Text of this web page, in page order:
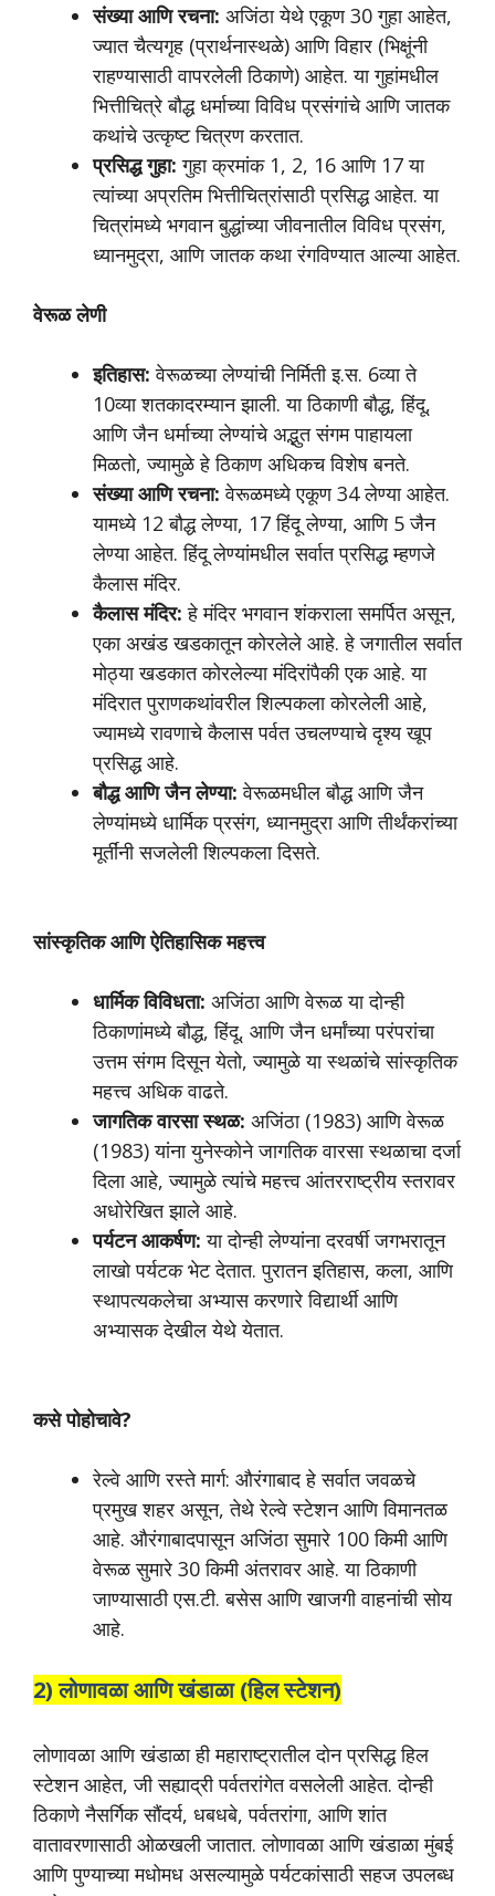
संख्या आणि रचना: अजिंठा येथे एकूण 30 गुहा आहेत,
ज्यात चैत्यगृह (प्रार्थनास्थळे) आणि विहार (भिक्षूंनी
राहण्यासाठी वापरलेली ठिकाणे) आहेत. या गुहांमधील
भित्तीचित्रे बौद्ध धर्माच्या विविध प्रसंगांचे आणि जातक
कथांचे उत्कृष्ट चित्रण करतात.
प्रसिद्ध गुहा:गुहा क्रमांक 1, 2, 16 आणि 17 या
त्यांच्या अप्रतिम भित्तीचित्रांसाठी प्रसिद्ध आहेत. या
चित्रांमध्ये भगवान बुद्धांच्या जीवनातील विविध प्रसंग,
ध्यानमुद्रा, आणि जातक कथा रंगविण्यात आल्या आहेत.
वेरूळ लेणी
इतिहास: वेरूळच्या लेण्यांची निर्मिती इ.स. 6व्या ते
10व्या शतकादरम्यान झाली. या ठिकाणी बौद्ध, हिंदू,
आणि जैन धर्माच्या लेण्यांचे अद्भुत संगम पाहायला
मिळतो, ज्यामुळे हे ठिकाण अधिकच विशेष बनते.
संख्या आणि रचना: वेरूळमध्ये एकूण 34 लेण्या आहेत.
यामध्ये 12 बौद्ध लेण्या, 17 हिंदू लेण्या, आणि 5 जैन
लेण्या आहेत. हिंदू लेण्यांमधील सर्वात प्रसिद्ध म्हणजे
कैलास मंदिर.
कैलास मंदिर: हे मंदिर भगवान शंकराला समर्पित असून,
एका अखंड खडकातून कोरलेले आहे. हे जगातील सर्वात
मोठ्या खडकात कोरलेल्या मंदिरांपैकी एक आहे. या
मंदिरात पुराणकथांवरील शिल्पकला कोरलेली आहे,
ज्यामध्ये रावणाचे कैलास पर्वत उचलण्याचे दृश्य खूप
प्रसिद्ध आहे.
बौद्ध आणि जैन लेण्या: वेरूळमधील बौद्ध आणि जैन
लेण्यांमध्ये धार्मिक प्रसंग, ध्यानमुद्रा आणि तीर्थंकरांच्या
मूर्तींनी सजलेली शिल्पकला दिसते.
सांस्कृतिक आणि ऐतिहासिक महत्त्व
धार्मिक विविधता: अजिंठा आणि वेरूळ या दोन्ही
ठिकाणांमध्ये बौद्ध, हिंदू, आणि जैन धर्मांच्या परंपरांचा
उत्तम संगम दिसून येतो, ज्यामुळे या स्थळांचे सांस्कृतिक
महत्त्व अधिक वाढते.
जागतिक वारसा स्थळ: अजिंठा (1983) आणि वेरूळ
(1983) यांना युनेस्कोने जागतिक वारसा स्थळाचा दर्जा
दिला आहे, ज्यामुळे त्यांचे महत्त्व आंतरराष्ट्रीय स्तरावर
अधोरेखित झाले आहे.
पर्यटन आकर्षण: या दोन्ही लेण्यांना दरवर्षी जगभरातून
लाखो पर्यटक भेट देतात. पुरातन इतिहास, कला, आणि
स्थापत्यकलेचा अभ्यास करणारे विद्यार्थी आणि
अभ्यासक देखील येथे येतात.
कसे पोहोचावे?
रेल्वे आणि रस्ते मार्ग: औरंगाबाद हे सर्वात जवळचे
प्रमुख शहर असून, तेथे रेल्वे स्टेशन आणि विमानतळ
आहे. औरंगाबादपासून अजिंठा सुमारे 100 किमी आणि
वेरूळ सुमारे 30 किमी अंतरावर आहे. या ठिकाणी
जाण्यासाठी एस.टी. बसेस आणि खाजगी वाहनांची सोय
आहे.
2) लोणावळा आणि खंडाळा (हिल स्टेशन)
लोणावळा आणि खंडाळा ही महाराष्ट्रातील दोन प्रसिद्ध हिल
स्टेशन आहेत, जी सह्याद्री पर्वतरांगेत वसलेली आहेत. दोन्ही
ठिकाणे नैसर्गिक सौंदर्य, धबधबे, पर्वतरांगा, आणि शांत
वातावरणासाठी ओळखली जातात. लोणावळा आणि खंडाळा मुंबई
आणि पुण्याच्या मधोमध असल्यामुळे पर्यटकांसाठी सहज उपलब्ध